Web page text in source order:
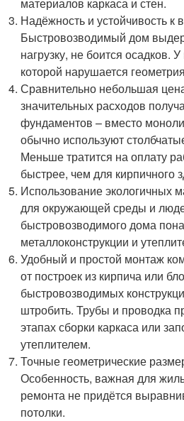
Надёжность и устойчивость
Быстровозводимый дом
нагрузку, не боится осадков.
которой нарушается
Сравнительно небольшая
значительных расходов
фундаментов – вместо
обычно используют
Меньше тратится на оплату
быстрее, чем для кирпичного
Использование экологичных
для окружающей среды и
быстровозводимого дома
металлоконструкции и
Удобный и простой монтаж
от построек из кирпича или
быстровозводимых
штробить. Трубы и проводка
этапах сборки каркаса или
утеплителем.
Точные геометрические
Особенность, важная для
ремонта не придётся
потолки.